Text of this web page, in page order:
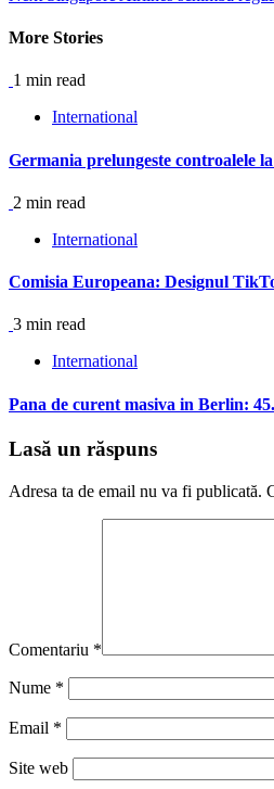
Reading
More Stories
1 min read
International
Germania prelungeste controalele
2 min read
International
Comisia Europeana: Designul
3 min read
International
Pana de curent masiva in Berlin:
Lasă un răspuns
Adresa ta de email nu va fi publicată.
Comentariu *
Nume *
Email *
Site web